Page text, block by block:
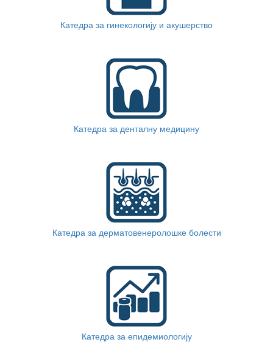
Катедра за гинекологију и акушерство
Катедра за денталну медицину
Катедра за дерматовенеролошке болести
Катедра за епидемиологију